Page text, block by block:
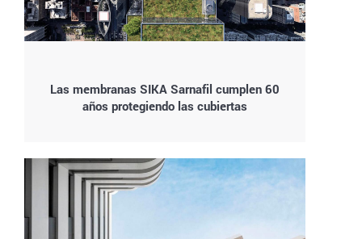
Las membranas SIKA Sarnafil cumplen 60
años protegiendo las cubiertas